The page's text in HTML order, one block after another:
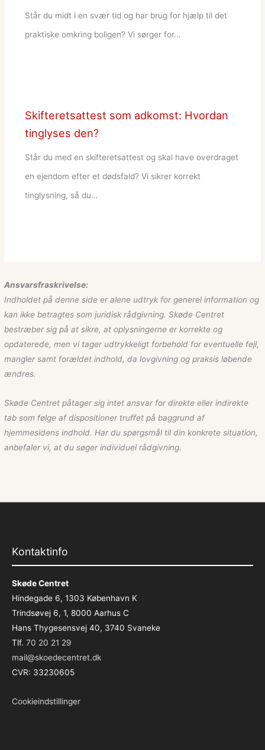
Står du midt i en svær tid og har brug for hjælp til det
praktiske omkring boligen? Vi sørger for…
Skifteretsattest som adkomst: Hvordan
tinglyses den?
Står du med en skifteretsattest og skal have overdraget
en ejendom efter et dødsfald? Vi sikrer korrekt
tinglysning, så du…
Ansvarsfraskrivelse:
Indholdet på denne side er alene udtryk for generel information og
kan ikke betragtes som juridisk rådgivning. Skøde Centret
bestræber sig på at sikre, at oplysningerne er korrekte og
opdaterede, men vi tager udtrykkeligt forbehold for eventuelle fejl,
mangler samt forældet indhold, da lovgivning og praksis løbende
ændres.
Skøde Centret påtager sig intet ansvar for direkte eller indirekte
tab som følge af dispositioner truffet på baggrund af
hjemmesidens indhold. Har du spørgsmål til din konkrete situation,
anbefaler vi, at du søger individuel rådgivning.
Kontaktinfo
Skøde Centret
Hindegade 6, 1303 København K
Trindsøvej 6, 1, 8000 Aarhus C
Hans Thygesensvej 40, 3740 Svaneke
Tlf. 70 20 21 29
mail@skoedecentret.dk
CVR: 33230605
Cookieindstillinger